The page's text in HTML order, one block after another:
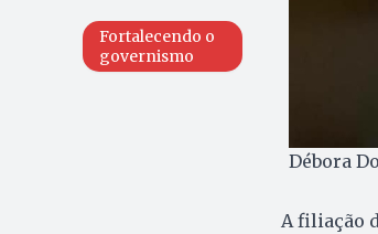
Fortalecendo o
governismo
Débora
A filiação